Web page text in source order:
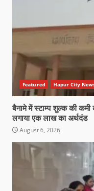
Featured Hapur City
बैनामे में स्टाम्प शुल्क की
लगाया एक लाख का अर्थदंड
August 6, 2026